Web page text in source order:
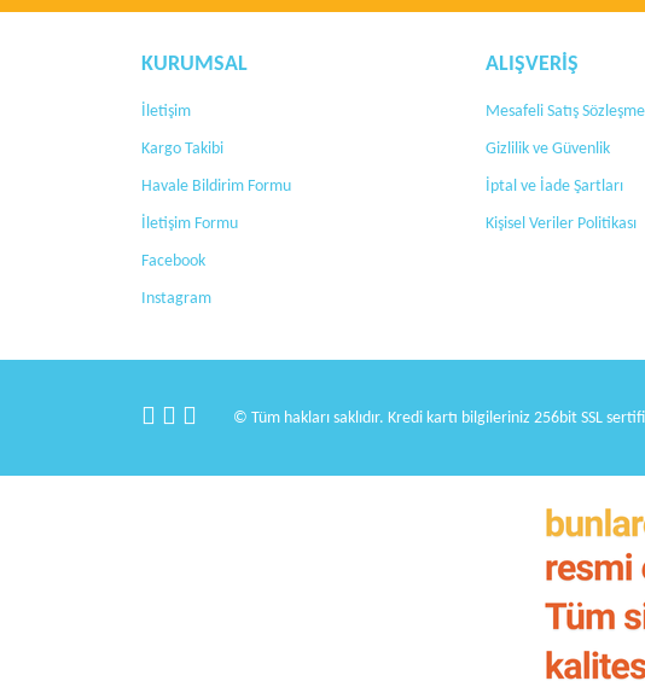
Bu ürüne benzer farklı alternatifler olmalı.
KURUMSAL
İletişim
Kargo Takibi
Havale Bildirim Formu
İletişim Formu
Facebook
Instagram
ALIŞVERİŞ
Mesafeli Satış
Gizlilik ve Güvenlik
İptal ve İade Şartları
Kişisel Veriler Politikası
© Tüm hakları saklıdır. Kredi kartı bilgileriniz 256bit SSL